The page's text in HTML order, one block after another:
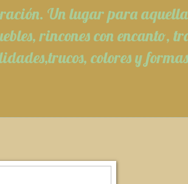
Un lugar para
rincones con encanto,
colores y